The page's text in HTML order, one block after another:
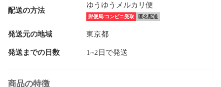
配送の方法
ゆうゆうメルカリ便
郵便局/コンビニ受取 匿名配送
発送元の地域 東京都
発送までの日数 1~2日で発送
商品の特徴